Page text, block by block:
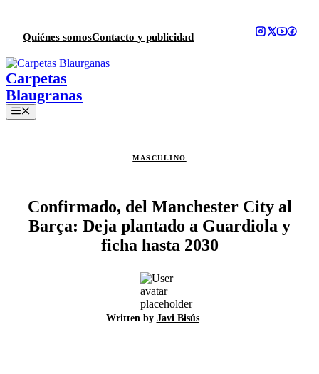
contenido
Quiénes somosContacto y publicidad
Menú
MASCULINO
Confirmado, del Manchester City al
Barça: Deja plantado a Guardiola y
ficha hasta 2030
Written by Javi Bisús